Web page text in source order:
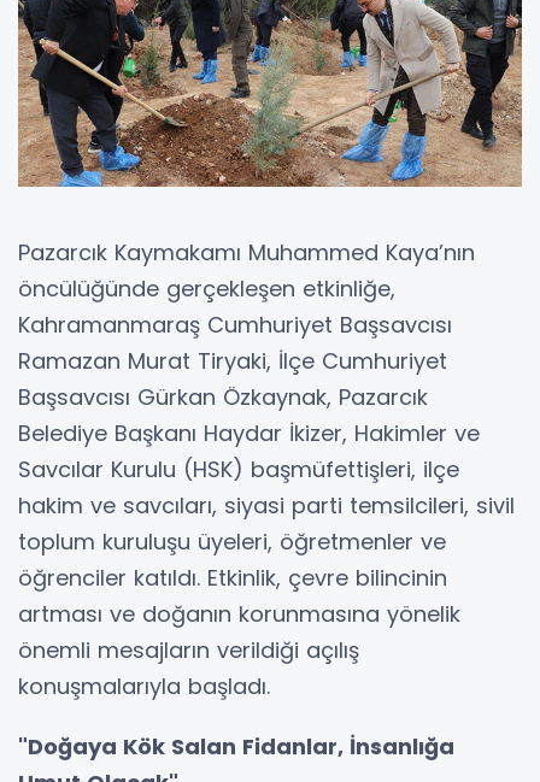
Pazarcık Kaymakamı Muhammed Kaya’nın
öncülüğünde gerçekleşen etkinliğe,
Kahramanmaraş Cumhuriyet Başsavcısı
Ramazan Murat Tiryaki, İlçe Cumhuriyet
Başsavcısı Gürkan Özkaynak, Pazarcık
Belediye Başkanı Haydar İkizer, Hakimler ve
Savcılar Kurulu (HSK) başmüfettişleri, ilçe
hakim ve savcıları, siyasi parti temsilcileri, sivil
toplum kuruluşu üyeleri, öğretmenler ve
öğrenciler katıldı. Etkinlik, çevre bilincinin
artması ve doğanın korunmasına yönelik
önemli mesajların verildiği açılış
konuşmalarıyla başladı.
"Doğaya Kök Salan Fidanlar, İnsanlığa